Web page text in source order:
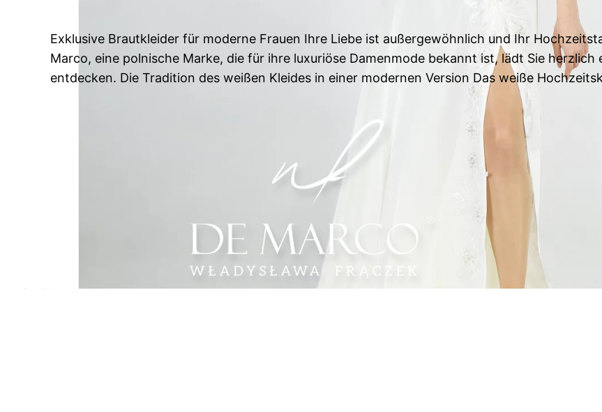
Exklusive Brautkleider für moderne Frauen Ihre Liebe ist außergewöhnlich und Ihr
Marco, eine polnische Marke, die für ihre luxuriöse Damenmode bekannt ist, lädt Sie
entdecken. Die Tradition des weißen Kleides in einer modernen Version Das weiße
De Marco